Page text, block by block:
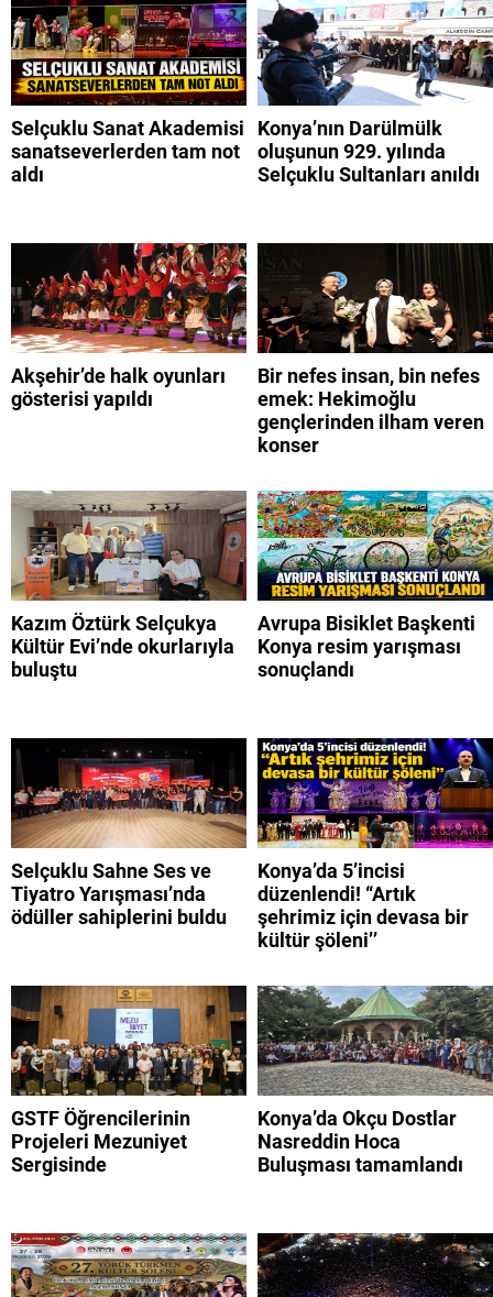
Selçuklu Sanat Akademisi
sanatseverlerden tam not
aldı
Konya’nın Darülmülk
oluşunun 929. yılında
Selçuklu Sultanları anıldı
Akşehir’de halk oyunları
gösterisi yapıldı
Bir nefes insan, bin nefes
emek: Hekimoğlu
gençlerinden ilham veren
konser
Kazım Öztürk Selçukya
Kültür Evi’nde okurlarıyla
buluştu
Avrupa Bisiklet Başkenti
Konya resim yarışması
sonuçlandı
Selçuklu Sahne Ses ve
Tiyatro Yarışması’nda
ödüller sahiplerini buldu
Konya’da 5’incisi
düzenlendi! “Artık
şehrimiz için devasa bir
kültür şöleni’’
GSTF Öğrencilerinin
Projeleri Mezuniyet
Sergisinde
Konya’da Okçu Dostlar
Nasreddin Hoca
Buluşması tamamlandı